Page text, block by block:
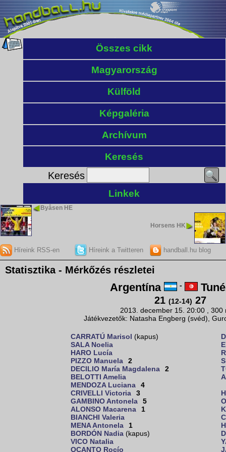
Összes cikk
Magyarország
Külföld
Képgaléria
Archívum
Keresés
Keresés
Linkek
Byåsen HE
Horsens HK
Híreink RSS-en Híreink a Twitteren handball.hu blog
Statisztika - Mérkőzés részletei
Argentína -
21 (12-14) 27
2013. december 15. 20:00 , 300
Játékvezetők: Natasha Engberg (svéd),
CARRATÚ Marisol (kapus)
SALA Noelia
HARO Lucía
PIZZO Manuela
2
DECILIO María Magdalena
2
BELOTTI Amelia
MENDOZA Luciana
4
CRIVELLI Victoria
3
GAMBINO Antonela
5
ALONSO Macarena
1
BIANCHI Valeria
MENA Antonela
1
BORDÓN Nadia (kapus)
VICO Natalia
OCANTO Rocío